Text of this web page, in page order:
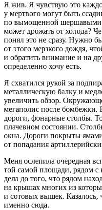
Я жив. Я чувствую это
у мертвого могут быть
по вымощенной
может дрожать от холода?
понял это не сразу. Нужно
от этого мерзкого дождя,
и обратить внимание и на
определенно хочу есть.
Я схватился рукой за
металлическую балку и
увеличить обзор.
мегаполис после бомбежки.
дороги, фонарные столбы.
плачевном состоянии.
окна. Дороги покрыты
от попадания
Меня ослепила очередная
той самой площади, рядом с
дела до того, что рядом
на крышах многих из
и сотовых вышек. Казалось,
именно сюда.